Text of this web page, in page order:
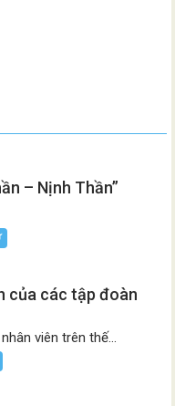
– Nịnh Thần”
của các tập đoàn
viên trên thế...